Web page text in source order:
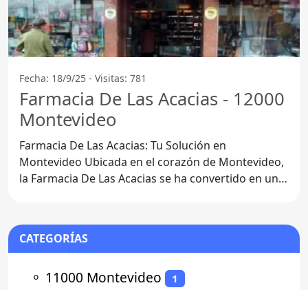
Fecha: 18/9/25 - Visitas: 781
Farmacia De Las Acacias - 12000
Montevideo
Farmacia De Las Acacias: Tu Solución en
Montevideo Ubicada en el corazón de Montevideo,
la Farmacia De Las Acacias se ha convertido en un
CATEGORÍAS
⚬ 11000 Montevideo 1